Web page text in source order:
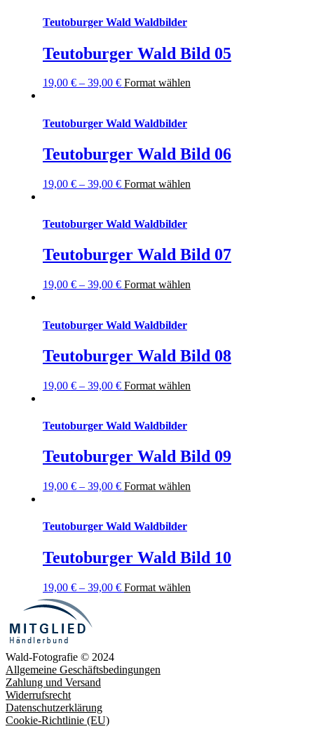
Teutoburger Wald Waldbilder
Teutoburger Wald Bild 05
19,00 €– 39,00 € Format wählen
Teutoburger Wald Waldbilder
Teutoburger Wald Bild 06
19,00 €– 39,00 € Format wählen
Teutoburger Wald Waldbilder
Teutoburger Wald Bild 07
19,00 €– 39,00 € Format wählen
Teutoburger Wald Waldbilder
Teutoburger Wald Bild 08
19,00 €– 39,00 € Format wählen
Teutoburger Wald Waldbilder
Teutoburger Wald Bild 09
19,00 €– 39,00 € Format wählen
Teutoburger Wald Waldbilder
Teutoburger Wald Bild 10
19,00 €– 39,00 € Format wählen
Wald-Fotografie © 2024
Allgemeine Geschäftsbedingungen
Zahlung und Versand
Widerrufsrecht
Datenschutzerklärung
Cookie-Richtlinie (EU)